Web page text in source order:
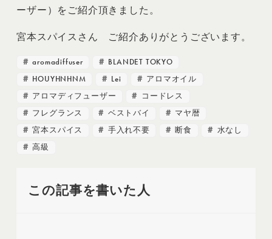
ーザー）をご紹介頂きました。
宮本スパイスさん ご紹介ありがとうございます。
aromadiffuser
BLANDET TOKYO
HOUYHNHNM
Lei
アロマオイル
アロマディフューザー
コードレス
フレグランス
ベストバイ
マヤ暦
宮本スパイス
手入れ不要 断食
水なし
高級
この記事を書いた人